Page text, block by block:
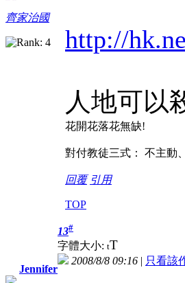
齊家治國
http://
人地可以
花開花落花無缺!
對付教徒三式： 不主動
回覆 引用
TOP
Jennifer
13#
字體大小: tT
2008/8/8 09:16 | 只看該